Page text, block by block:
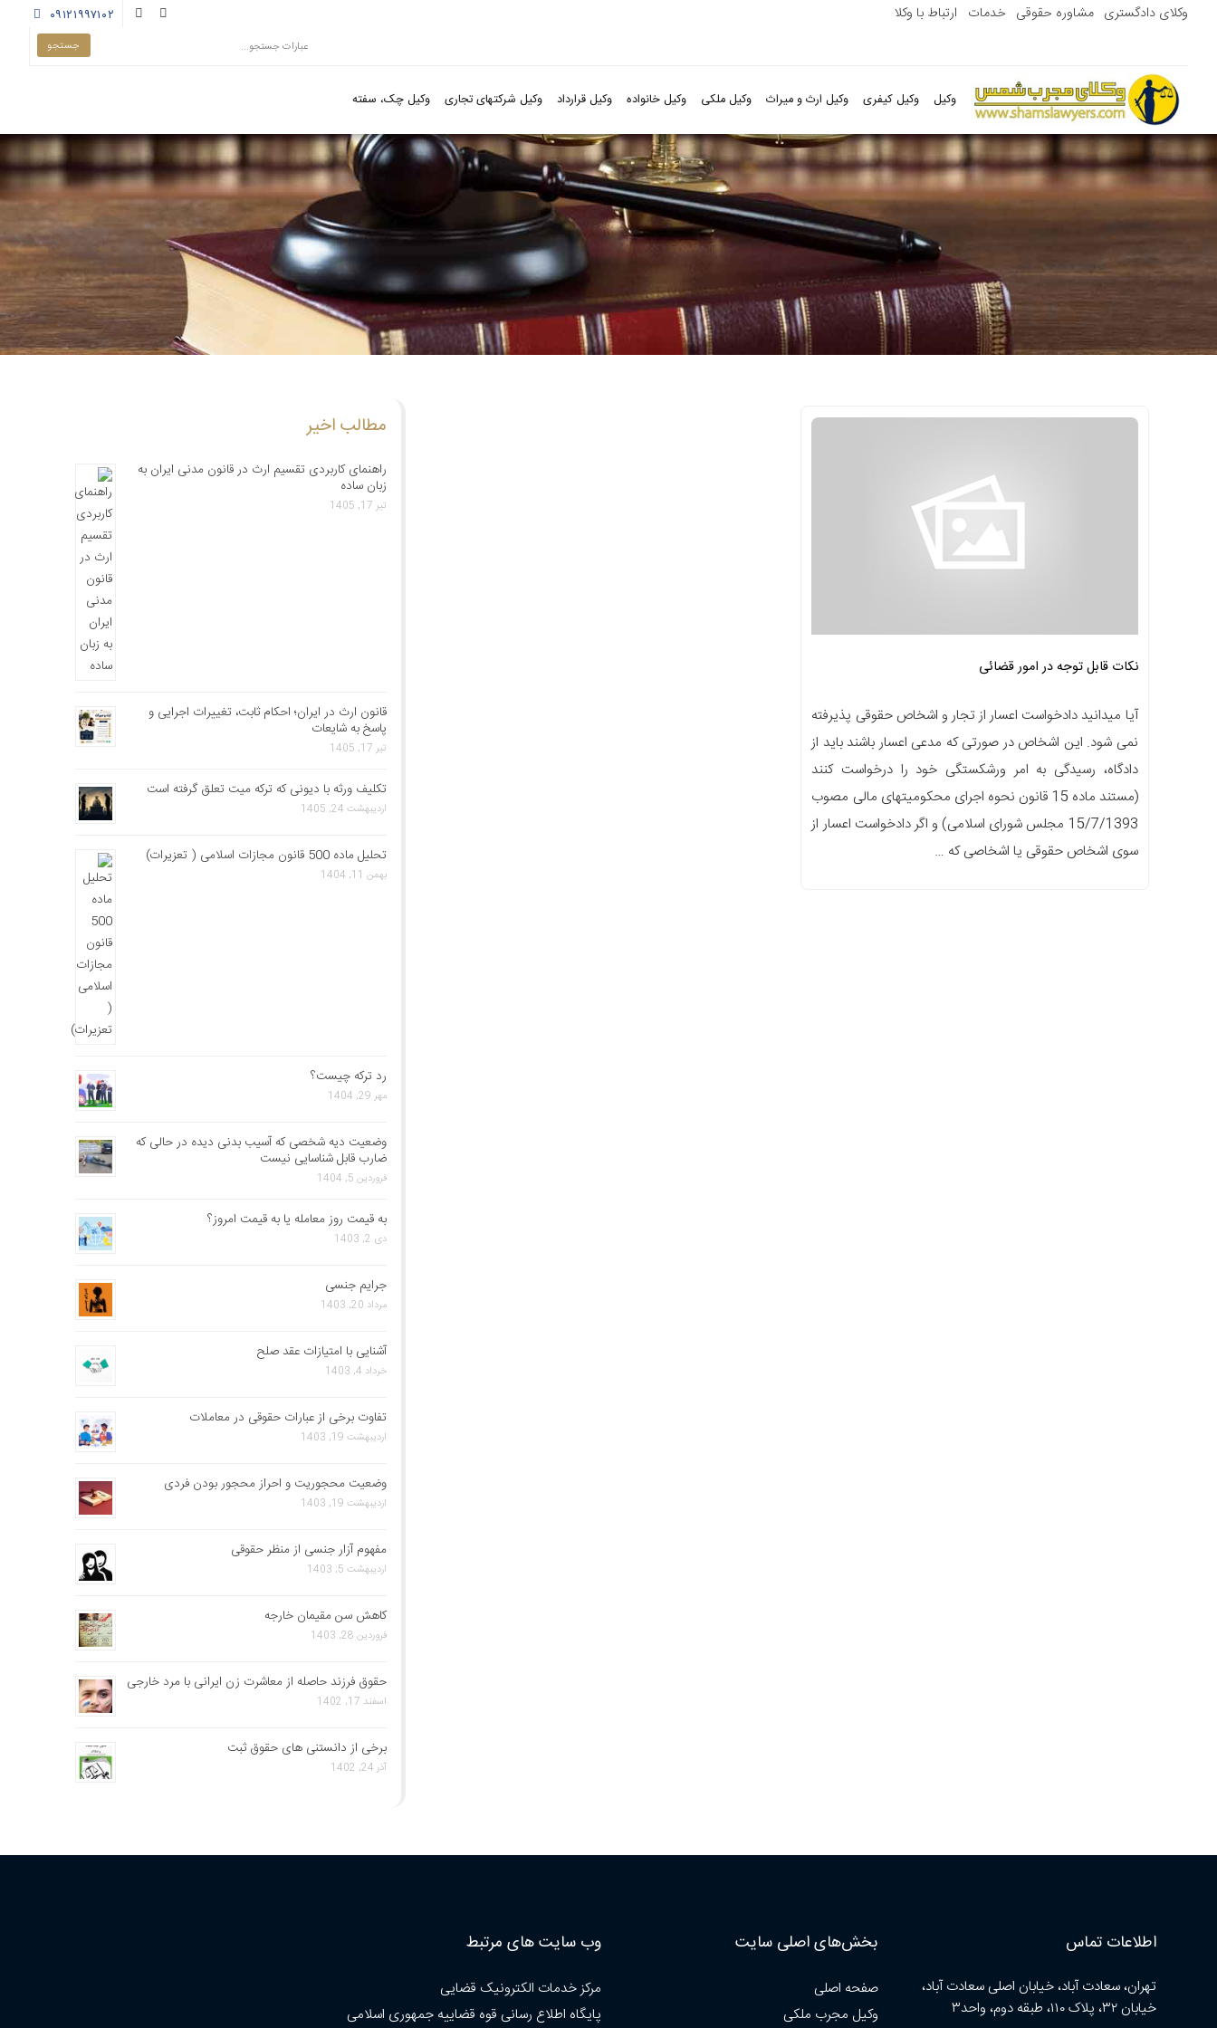
۰۹۱۲۱۹۹۷۱۰۲ وکلای دادگستری مشاوره حقوقی خدمات ارتباط با وکلا
وکیل وکیل کیفری وکیل ارث و میراث وکیل ملکی وکیل خانواده وکیل قرارداد وکیل شرکتهای تجاری وکیل چک، سفته
نکات قابل توجه در امور قضائی
آیا میدانید دادخواست اعسار از تجار و اشخاص حقوقی پذیرفته
نمی شود. این اشخاص در صورتی که مدعی اعسار باشند باید از
دادگاه، رسیدگی به امر ورشکستگی خود را درخواست کنند
(مستند ماده 15 قانون نحوه اجرای محکومیتهای مالی مصوب
15/7/1393 مجلس شورای اسلامی) و اگر دادخواست اعسار از
سوی اشخاص حقوقی یا اشخاصی که …
مطالب اخیر
راهنمای کاربردی تقسیم ارث در قانون مدنی ایران به
زبان ساده
تیر 17, 1405
قانون ارث در ایران؛ احکام ثابت، تغییرات اجرایی و
پاسخ به شایعات
تیر 17, 1405
تکلیف ورثه با دیونی که ترکه میت تعلق گرفته است
اردیبهشت 24, 1405
تحلیل ماده 500 قانون مجازات اسلامی ( تعزیرات)
بهمن 11, 1404
رد ترکه چیست؟
مهر 29, 1404
وضعیت دیه شخصی که آسیب بدنی دیده در حالی که
ضارب قابل شناسایی نیست
فروردین 5, 1404
به قیمت روز معامله یا به قیمت امروز؟
دی 2, 1403
جرایم جنسی
مرداد 20, 1403
آشنایی با امتیازات عقد صلح
خرداد 4, 1403
تفاوت برخی از عبارات حقوقی در معاملات
اردیبهشت 19, 1403
وضعیت محجوریت و احراز محجور بودن فردی
اردیبهشت 19, 1403
مفهوم آزار جنسی از منظر حقوقی
اردیبهشت 5, 1403
کاهش سن مقیمان خارجه
فروردین 28, 1403
حقوق فرزند حاصله از معاشرت زن ایرانی با مرد خارجی
اسفند 17, 1402
برخی از دانستنی های حقوق ثبت
آذر 24, 1402
اطلاعات تماس
تهران، سعادت آباد، خیابان اصلی سعادت آباد،
خیابان ۳۲، پلاک ۱۱۰، طبقه دوم، واحد۳
بخش‌های اصلی سایت
صفحه اصلی
وکیل مجرب ملکی
وب سایت های مرتبط
مرکز خدمات الکترونیک قضایی
پایگاه اطلاع رسانی قوه قضاییه جمهوری اسلامی